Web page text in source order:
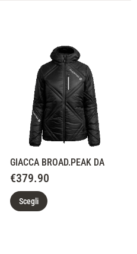
GIACCA BROAD.PEAK DA
€379.90
Scegli